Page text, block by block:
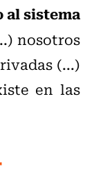
al sistema
nosotros
(...)
en las